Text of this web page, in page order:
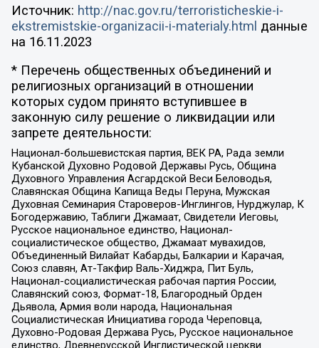
Источник: http://nac.gov.ru/terroristicheskie-i-
ekstremistskie-organizacii-i-materialy.html данные
на 16.11.2023
* Перечень общественных объединений и
религиозных организаций в отношении
которых судом принято вступившее в
законную силу решение о ликвидации или
запрете деятельности:
Национал-большевистская партия, ВЕК РА, Рада земли
Кубанской Духовно Родовой Державы Русь, Община
Духовного Управления Асгардской Веси Беловодья,
Славянская Община Капища Веды Перуна, Мужская
Духовная Семинария Староверов-Инглингов, Нурджулар, К
Богодержавию, Таблиги Джамаат, Свидетели Иеговы,
Русское национальное единство, Национал-
социалистическое общество, Джамаат мувахидов,
Объединенный Вилайат Кабарды, Балкарии и Карачая,
Союз славян, Ат-Такфир Валь-Хиджра, Пит Буль,
Национал-социалистическая рабочая партия России,
Славянский союз, Формат-18, Благородный Орден
Дьявола, Армия воли народа, Национальная
Социалистическая Инициатива города Череповца,
Духовно-Родовая Держава Русь, Русское национальное
единство, Древнерусской Инглистической церкви